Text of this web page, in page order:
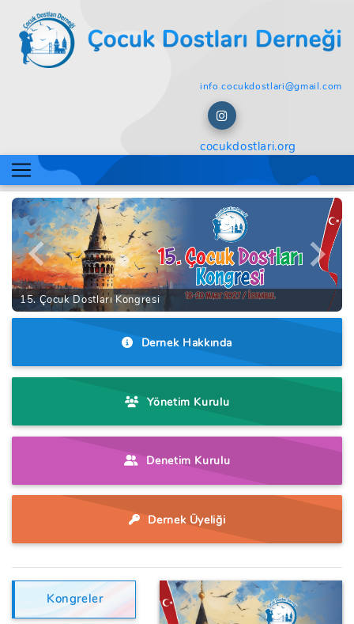
info.cocukdostlari@gmail.com
cocukdostlari.org
15. Çocuk Dostları Kongresi
Previous Next
Dernek Hakkında
Yönetim Kurulu
Denetim Kurulu
Dernek Üyeliği
Kongreler